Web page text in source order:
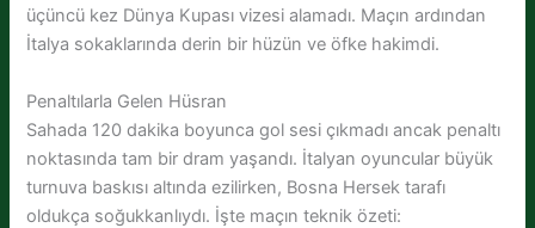
üçüncü kez Dünya Kupası vizesi alamadı. Maçın ardından
İtalya sokaklarında derin bir hüzün ve öfke hakimdi.
Penaltılarla Gelen Hüsran
Sahada 120 dakika boyunca gol sesi çıkmadı ancak penaltı
noktasında tam bir dram yaşandı. İtalyan oyuncular büyük
turnuva baskısı altında ezilirken, Bosna Hersek tarafı
oldukça soğukkanlıydı. İşte maçın teknik özeti: